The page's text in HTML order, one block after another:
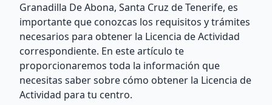
Granadilla De Abona, Santa Cruz de Tenerife, es
importante que conozcas los requisitos y trámites
necesarios para obtener la Licencia de Actividad
correspondiente. En este artículo te
proporcionaremos toda la información que
necesitas saber sobre cómo obtener la Licencia de
Actividad para tu centro.